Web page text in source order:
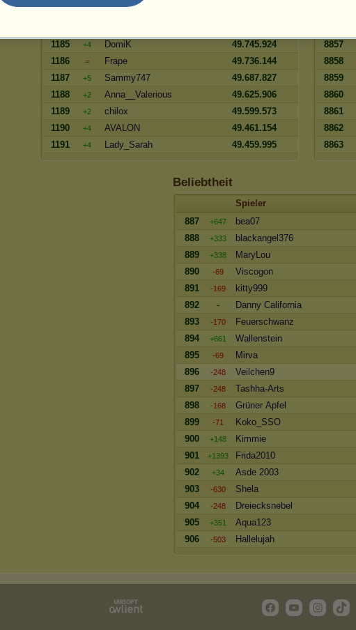
1185
+4 DomiK
49.745.924
1186
= Frape
49.736.144
1187
+5 Sammy747
49.687.827
1188
+2 Anna__Valerious
49.625.906
1189
+2 chilox
49.599.573
1190
+4 AVALON
49.461.154
1191
+4 Lady_Sarah 49.459.995
8857
8858
8859
8860
8861
8862
8863
Beliebtheit
Spieler
887
+647 bea07
888
+333 blackangel376
889
+338 MaryLou
890
-69 Viscogon
891
-169 kitty999
892
- Danny California
893
-170 Feuerschwanz
894
+661 Wallenstein
895
-69 Mirva
896
-248 Veilchen9
897
-248 Tashha-Arts
898
-168 Grüner Apfel
899
-71 Koko_SSO
900
+148 Kimmie
901
+1393 Frida2010
902
+34 Asde 2003
903
-630 Shela
904
-248 Dreiecksnebel
905
+351 Aqua123
906
-503 Hallelujah